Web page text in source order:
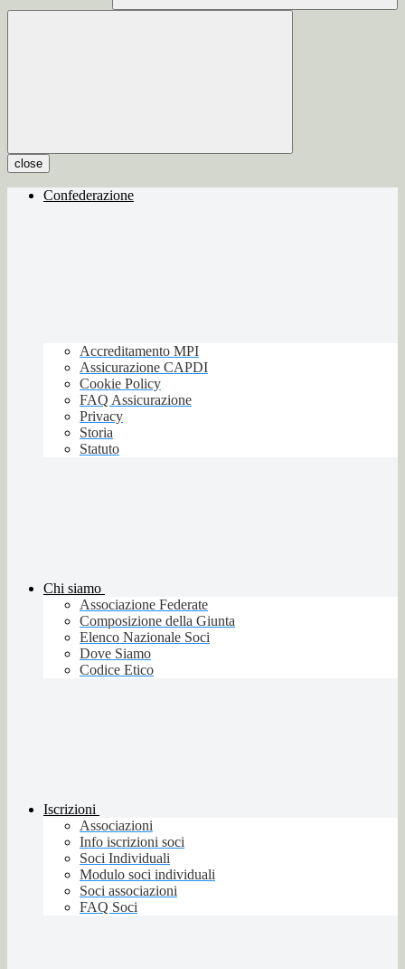
close
Confederazione
Accreditamento MPI
Assicurazione CAPDI
Cookie Policy
FAQ Assicurazione
Privacy
Storia
Statuto
Chi siamo
Associazione Federate
Composizione della Giunta
Elenco Nazionale Soci
Dove Siamo
Codice Etico
Iscrizioni
Associazioni
Info iscrizioni soci
Soci Individuali
Modulo soci individuali
Soci associazioni
FAQ Soci